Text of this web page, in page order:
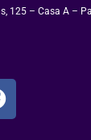
125 – Casa A –